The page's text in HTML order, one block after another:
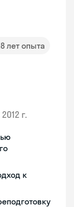
лет опыта
2012 г.
к